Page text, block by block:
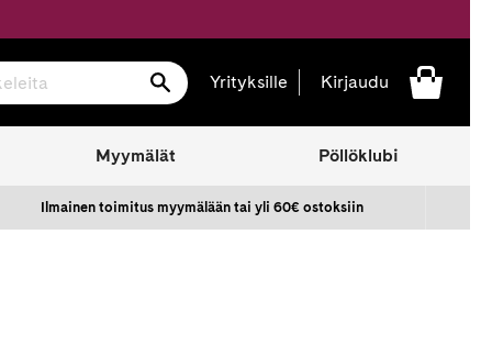
Hae Yrityksille Kirjaudu
Myymälät Pöllöklubi
Ilmainen toimitus myymälään tai yli 60€ ostoksiin